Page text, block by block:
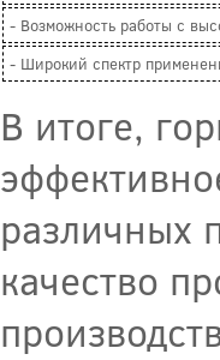
- Возможность работы с
- Широкий спектр
В итоге,
различных
качество